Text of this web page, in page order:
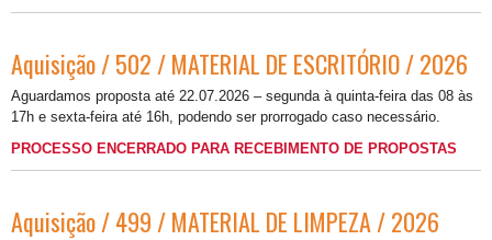
Aquisição / 502 / MATERIAL DE ESCRITÓRIO / 2026
Aguardamos proposta até 22.07.2026 – segunda à quinta-feira das 08 às
17h e sexta-feira até 16h, podendo ser prorrogado caso necessário.
PROCESSO ENCERRADO PARA RECEBIMENTO DE PROPOSTAS
Aquisição / 499 / MATERIAL DE LIMPEZA / 2026